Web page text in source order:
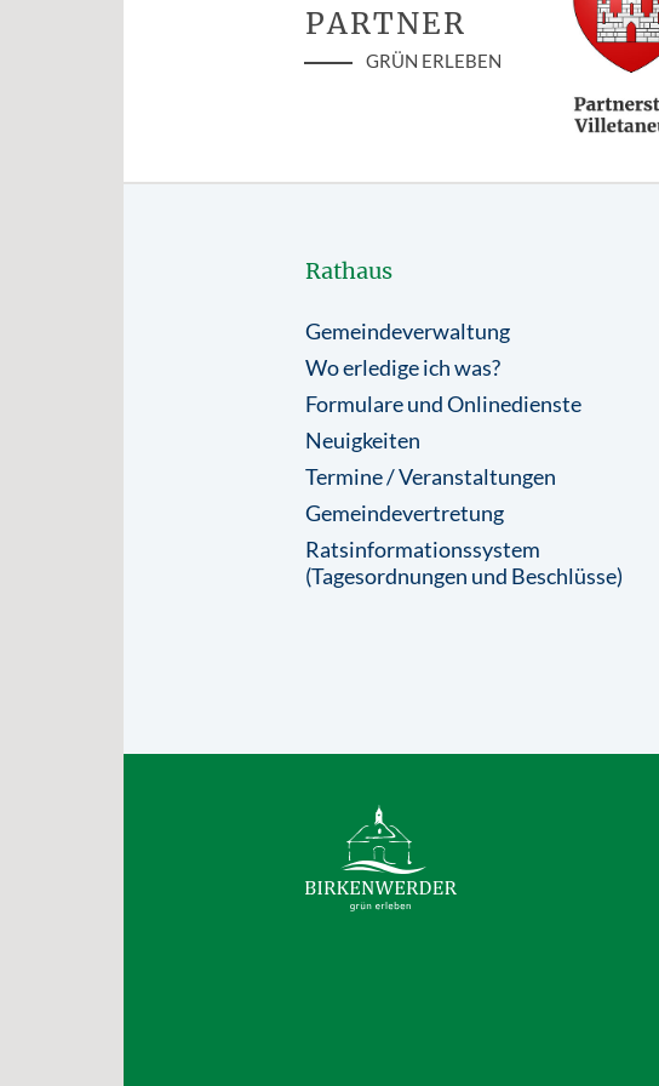
PARTNER
GRÜN ERLEBEN
Rathaus
Gemeindeverwaltung
Wo erledige ich was?
Formulare und Onlinedienste
Neuigkeiten
Termine / Veranstaltungen
Gemeindevertretung
Ratsinformationssystem
(Tagesordnungen und Beschlüsse)